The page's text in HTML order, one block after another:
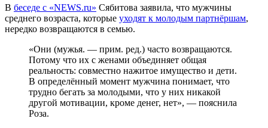
В беседе с «NEWS.ru» Сябитова заявила, что мужчины
среднего возраста, которые уходят к молодым партнёршам,
нередко возвращаются в семью.
«Они (мужья. — прим. ред.) часто возвращаются.
Потому что их с женами объединяет общая
реальность: совместно нажитое имущество и дети.
В определённый момент мужчина понимает, что
трудно бегать за молодыми, что у них никакой
другой мотивации, кроме денег, нет», — пояснила
Роза.